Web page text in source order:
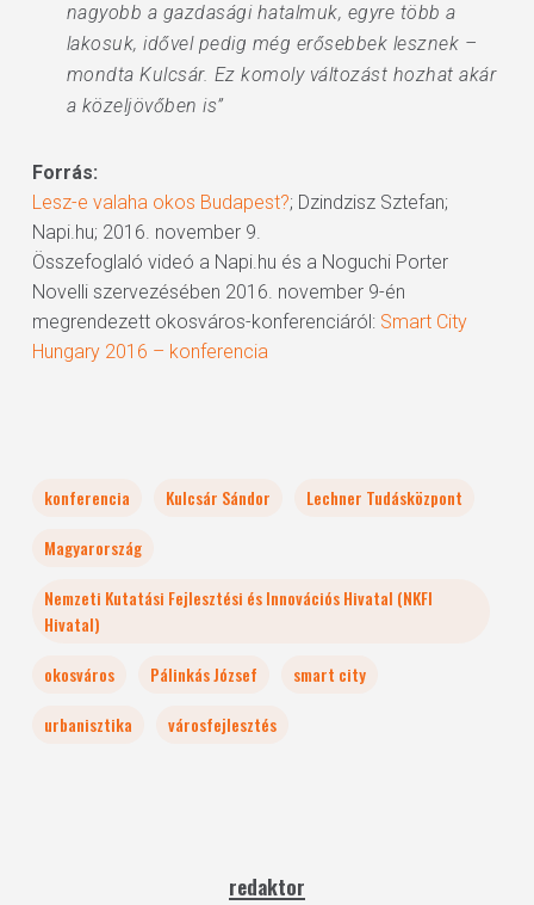
nagyobb a gazdasági hatalmuk, egyre több a
lakosuk, idővel pedig még erősebbek lesznek –
mondta Kulcsár. Ez komoly változást hozhat akár
a közeljövőben is”
Forrás:
Lesz-e valaha okos Budapest?; Dzindzisz Sztefan;
Napi.hu; 2016. november 9.
Összefoglaló videó a Napi.hu és a Noguchi Porter
Novelli szervezésében 2016. november 9-én
megrendezett okosváros-konferenciáról: Smart City
Hungary 2016 – konferencia
konferencia Kulcsár Sándor
Lechner Tudásközpont
Magyarország
Nemzeti Kutatási Fejlesztési és Innovációs Hivatal (NKFI
Hivatal)
okosváros
Pálinkás József
smart city
urbanisztika
városfejlesztés
redaktor